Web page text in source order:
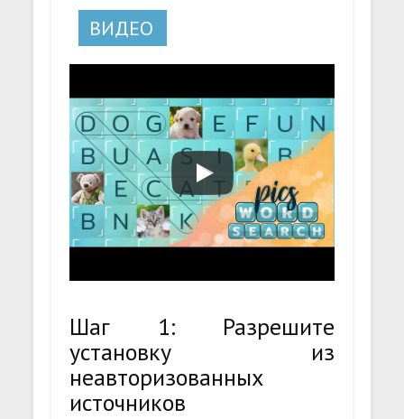
ВИДЕО
Шаг 1: Разрешите
установку из
неавторизованных
источников